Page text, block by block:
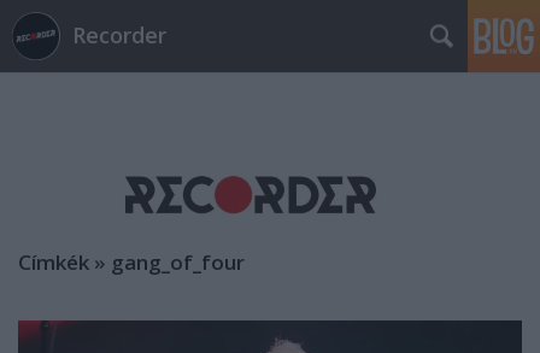
Recorder
Címkék » gang_of_four